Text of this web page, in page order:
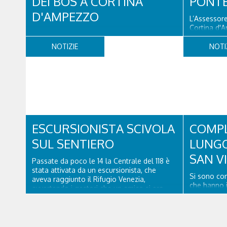
D'AMPEZZO
chiesto aiuto, dopo aver perso la traccia
mentre risaliva il sentiero del Col dei Bos.
Cortina
che il
alla
al transito
NOTIZIE
ESCURSIONISTA SCIVOLA
SUL SENTIERO
Passate da poco le 14 la Centrale del 118 è
stata attivata da un escursionista, che
aveva raggiunto il Rifugio Venezia,
avvertendo i gestori che un amico si era
SAN
Si sono
che hanno
lunga via